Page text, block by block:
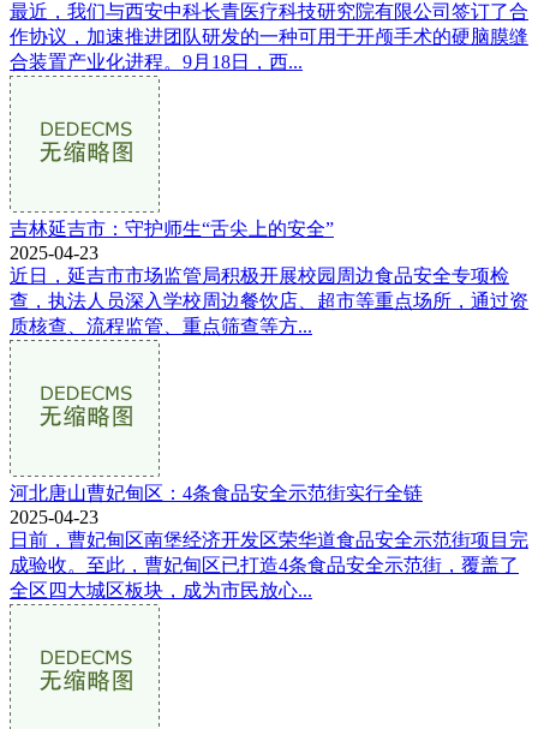
最近，我们与西安中科长青医疗科技研究院有限公司签订了合
作协议，加速推进团队研发的一种可用于开颅手术的硬脑膜缝
合装置产业化进程。9月18日，西...
吉林延吉市：守护师生“舌尖上的安全”
2025-04-23
近日，延吉市市场监管局积极开展校园周边食品安全专项检
查，执法人员深入学校周边餐饮店、超市等重点场所，通过资
质核查、流程监管、重点筛查等方...
河北唐山曹妃甸区：4条食品安全示范街实行全链
2025-04-23
日前，曹妃甸区南堡经济开发区荣华道食品安全示范街项目完
成验收。至此，曹妃甸区已打造4条食品安全示范街，覆盖了
全区四大城区板块，成为市民放心...